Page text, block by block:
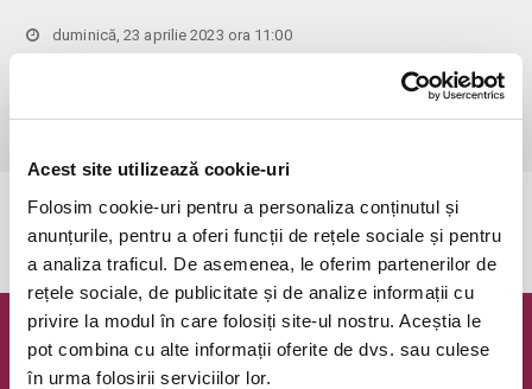
Acest site utilizează cookie-uri
Folosim cookie-uri pentru a personaliza conținutul și
anunțurile, pentru a oferi funcții de rețele sociale și pentru
a analiza traficul. De asemenea, le oferim partenerilor de
rețele sociale, de publicitate și de analize informații cu
privire la modul în care folosiți site-ul nostru. Aceștia le
pot combina cu alte informații oferite de dvs. sau culese
în urma folosirii serviciilor lor.
duminică, 23 aprilie 2023 ora 11:00
Evenimentul a expirat.
Newsletter @ Bilete.ro